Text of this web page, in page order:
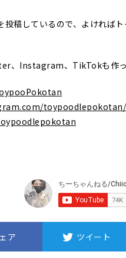
稿しているので、よければ
、Instagram、TikTokも作っ
toypoodlepokotan/
ア ツイート